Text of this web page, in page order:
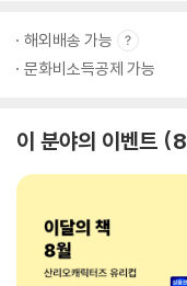
해외배송 가능
문화비소득공제 가능
이 분야의 이벤트 8